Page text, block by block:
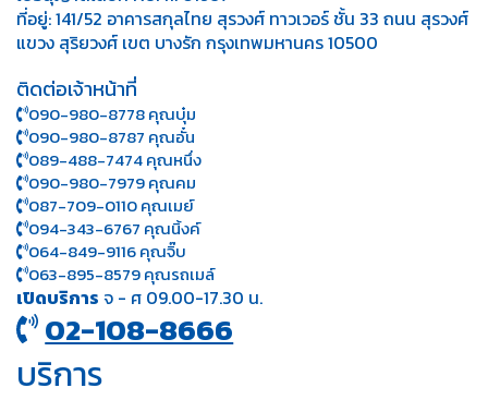
ที่อยู่: 141/52 อาคารสกุลไทย สุรวงศ์ ทาวเวอร์ ชั้น 33 ถนน สุรวงศ์
แขวง สุริยวงศ์ เขต บางรัก กรุงเทพมหานคร 10500
ติดต่อเจ้าหน้าที่
090-980-8778 คุณบุ๋ม
090-980-8787 คุณอั๋น
089-488-7474 คุณหนึ่ง
090-980-7979 คุณคม
087-709-0110 คุณเมย์
094-343-6767 คุณนิ้งค์
064-849-9116 คุณจิ๊บ
063-895-8 579คุณรถเมล์
เปิดบริการ จ - ศ 09.00-17.30 น.
02-108-8666
บริการ